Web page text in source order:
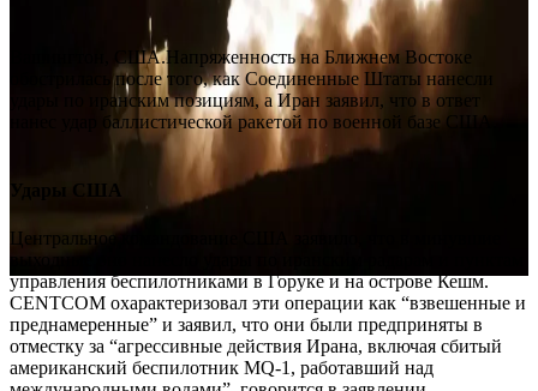
Вашингтон, США.Напряженность на Ближнем Востоке
обострилась после того, как Соединенные Штаты нанесли
удары по иранским позициям, а Иран заявил, что в ответ
нанес удар баллистической ракетой по военной базе США.
Удары США
Центральное командование США заявило, что в минувшие
выходные оно нанесло удары по иранским радарам и пунктам
управления беспилотниками в Горуке и на острове Кешм.
CENTCOM охарактеризовал эти операции как “взвешенные и
преднамеренные” и заявил, что они были предприняты в
отместку за “агрессивные действия Ирана, включая сбитый
американский беспилотник MQ-1, работавший над